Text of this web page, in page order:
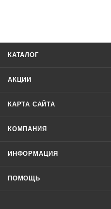
КАТАЛОГ
АКЦИИ
КАРТА САЙТА
КОМПАНИЯ
ИНФОРМАЦИЯ
ПОМОЩЬ